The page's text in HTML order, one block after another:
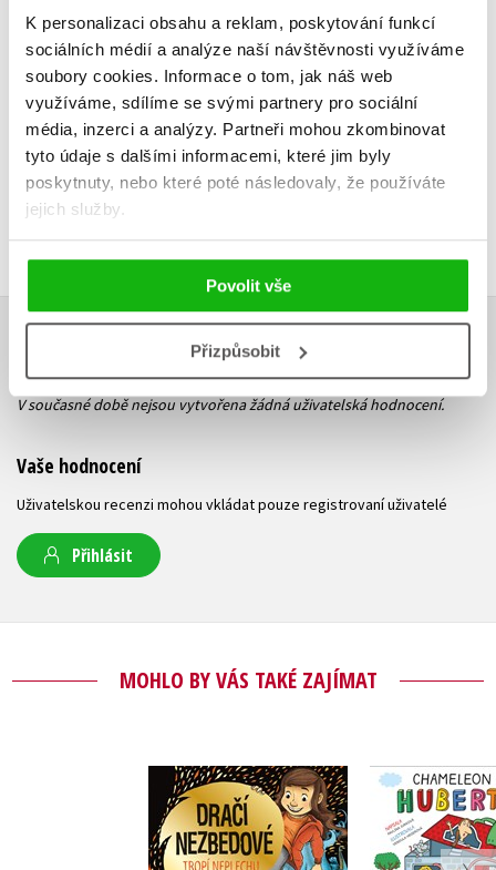
K personalizaci obsahu a reklam, poskytování funkcí
sociálních médií a analýze naší návštěvnosti využíváme
soubory cookies. Informace o tom, jak náš web
využíváme, sdílíme se svými partnery pro sociální
média, inzerci a analýzy. Partneři mohou zkombinovat
tyto údaje s dalšími informacemi, které jim byly
poskytnuty, nebo které poté následovaly, že používáte
jejich služby.
Povolit vše
Přizpůsobit
Do košíku
249 Kč
199 Kč
HODNOCENÍ ČTENÁŘŮ
V současné době nejsou vytvořena žádná uživatelská hodnocení.
Vaše hodnocení
Uživatelskou recenzi mohou vkládat pouze registrovaní uživatelé
Přihlásit
MOHLO BY VÁS TAKÉ ZAJÍMAT
Dračí nezbedové
tropí neplechu
Natalie Jane Prior
Pavlína